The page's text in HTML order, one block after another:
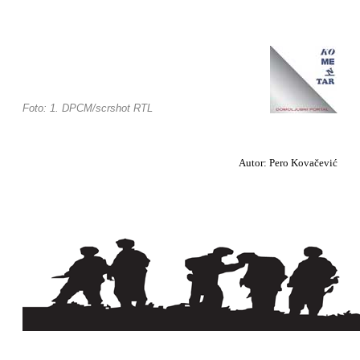
Foto: 1. DPCM/scrshot RTL
Autor: Pero Kovačević